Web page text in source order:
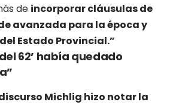
de incorporar cláusulas de
avanzada para la época y
Estado Provincial.”
62’ había quedado
Michlig hizo notar la